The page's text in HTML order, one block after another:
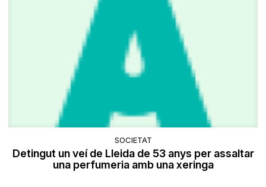
SOCIETAT
Detingut un veí de Lleida de 53 anys per assaltar
una perfumeria amb una xeringa